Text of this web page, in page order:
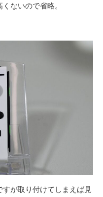
ないので省略。
が取り付けてしまえば見